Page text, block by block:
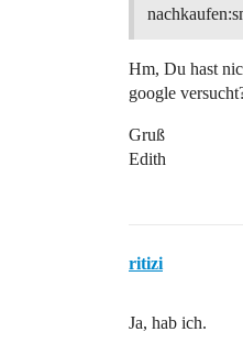
Hm, Du hast
google
Gruß
Edith
ritizi
Ja, hab ich.